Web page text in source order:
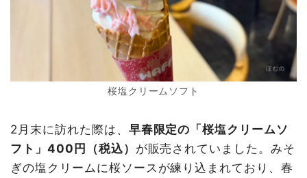
桜塩クリームソフト
2月末に訪れた際は、 早春限定の「桜塩クリームソ
フト」400円（税込） が販売されていました。みそ
ぎの塩クリームに桜ソースが練り込まれており、春